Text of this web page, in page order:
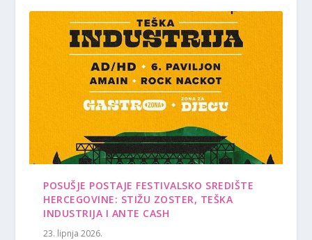
POSUŠJE POSTAJE FESTIVALSKO SREDIŠTE
HERCEGOVINE: STIŽU ZOSTER, TEŠKA
INDUSTRIJA I ANTE CASH
23. lipnja 2026.